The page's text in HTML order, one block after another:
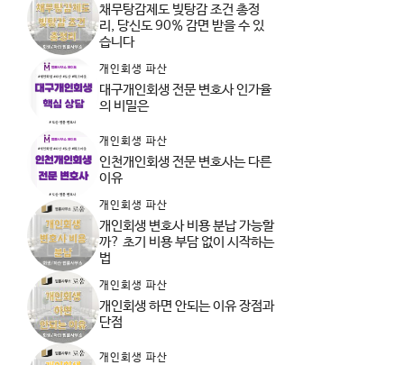
채무탕감제도 빚탕감 조건 총정
리, 당신도 90% 감면 받을 수 있
습니다
개인회생 파산
대구개인회생 전문 변호사 인가율
의 비밀은
개인회생 파산
인천개인회생 전문 변호사는 다른
이유
개인회생 파산
개인회생 변호사 비용 분납 가능할
까? 초기 비용 부담 없이 시작하는
법
개인회생 파산
개인회생 하면 안되는 이유 장점과
단점
개인회생 파산